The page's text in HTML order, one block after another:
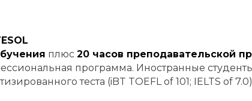
плюс 20 часов преподавательской
программа. Иностранные
теста (iBT TOEFL of 101; IELTS of